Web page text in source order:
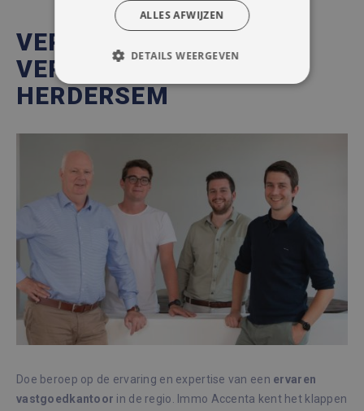
VERKOPEN MET
VERTROUWEN IN
HERDERSEM
Doe beroep op de ervaring en expertise van een ervaren
vastgoedkantoor in de regio. Immo Accenta kent het klappen
ALLES AFWIJZEN
DETAILS WEERGEVEN
STRIKT NOODZAKELIJK
NIET-GECLASSIFICEERD
Strikt noodzakelijk
Prestatie
Targeting
Functioneel
Niet-geclassificeerd
Strikt noodzakelijke cookies maken de
kernfunctionaliteiten van de website mogelijk,
De website kan niet goed worden gebruikt
zonder de strikt noodzakelijke cookies.